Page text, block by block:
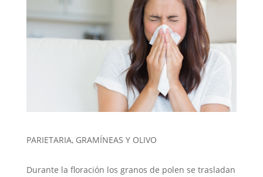
PARIETARIA, GRAMÍNEAS Y OLIVO
Durante la floración los granos de polen se trasladan